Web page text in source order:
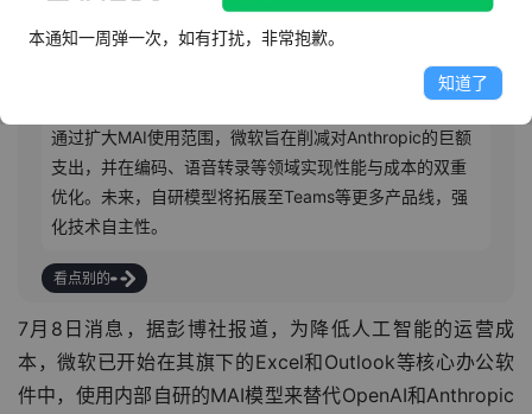
微软正加速推进自研AI模型MAI的落地应用，已在Excel、
Outlook等核心办公软件中逐步替代OpenAI和Anthropic的
外部模型，以降低运营成本。尽管当前占比有限，但此举
标志着其在减少对外部AI巨头依赖方面取得实质性进展。
通过扩大MAI使用范围，微软旨在削减对Anthropic的巨额
支出，并在编码、语音转录等领域实现性能与成本的双重
优化。未来，自研模型将拓展至Teams等更多产品线，强
化技术自主性。
看点别的
7月8日消息，据彭博社报道，为降低人工智能的运营成
本，微软已开始在其旗下的Excel和Outlook等核心办公软
件中，使用内部自研的MAI模型来替代OpenAI和Anthropic
本通知一周弹一次，如有打扰，非常抱歉。
知道了